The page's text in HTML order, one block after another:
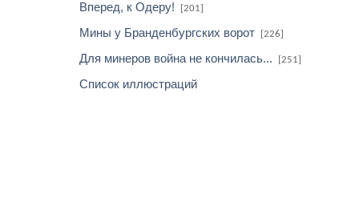
Вперед, к Одеру! [201]
Мины у Бранденбургских ворот [226]
Для минеров война не кончилась... [251]
Список иллюстраций